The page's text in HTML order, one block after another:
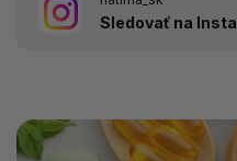
Sledovať na